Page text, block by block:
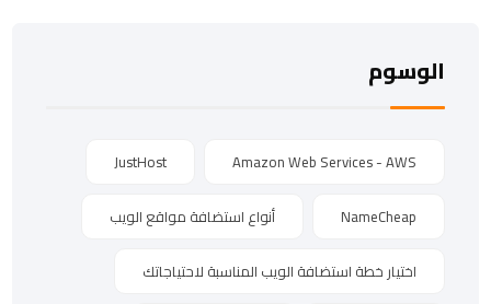
الوسوم
Amazon Web Services - AWS
JustHost
NameCheap أنواع استضافة مواقع الويب
اختيار خطة استضافة الويب المناسبة لاحتياجاتك